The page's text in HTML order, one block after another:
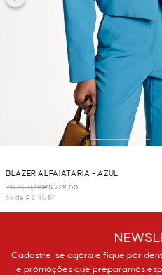
BLAZER ALFAIATARIA - AZUL
R$ 1.358,00R$ 279,00
6x de R$ 46,50
Cadastre-se agora e fique por
e promoções que preparamos